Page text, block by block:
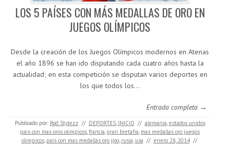
LOS 5 PAÍSES CON MÁS MEDALLAS DE ORO EN
JUEGOS OLÍMPICOS
Desde la creación de los Juegos Olímpicos modernos en Atenas
el año 1896 se han ido disputando cada cuatro años hasta la
actualidad; en esta competición se disputan varios deportes en
los que todos los…
Entrada completa →
Publicado por: Rod Stylezz // DEPORTES, INICIO // alemania,estados unidos
pais con mas oros olimpicos,francia,gran bretaña, mas medallas oro juegos
olimpicos, pais con mas medallas oro jjoo, rusia, usa // enero 28, 2014 //